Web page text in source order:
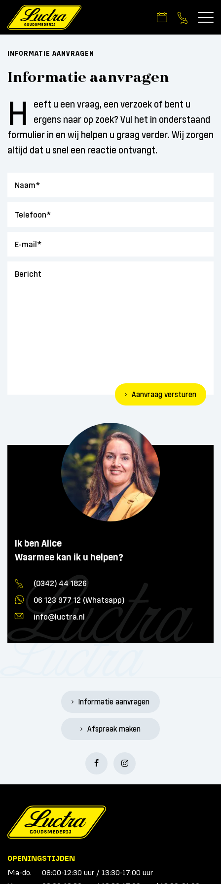
INFORMATIE AANVRAGEN
Informatie aanvragen
H
eeft u een vraag, een verzoek of bent u
ergens naar op zoek? Vul het in onderstaand
formulier in en wij helpen u graag verder. Wij zorgen
altijd dat u snel een reactie ontvangt.
Aanvraag versturen
Ik ben Alice
Waarmee kan ik u helpen?
(0342) 44 1826
06 123 977 12 (Whatsapp)
info@luctra.nl
Informatie aanvragen
Afspraak maken
OPENINGSTIJDEN
Ma-do.
08:00-12:30 uur / 13:30-17:00 uur